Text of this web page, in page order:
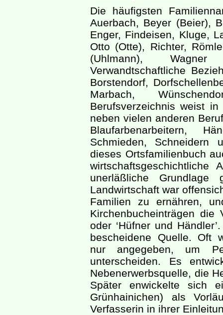
Die häufigsten
Auerbach, Beyer (Beier),
Enger, Findeisen, Kluge,
Otto (Otte), Richter,
(Uhlmann),
Verwandtschaftliche
Borstendorf,
Marbach,
Berufsverzeichnis weist
neben vielen anderen
Blaufarbenarbeitern,
Schmieden,
dieses Ortsfamilienbuch
wirtschaftsgeschichtliche
unerläßliche Grundlage
Landwirtschaft war
Familien zu ernähren,
Kirchenbucheinträgen die
oder ‘Hüfner und
bescheidene Quelle. Oft
nur angegeben, um
unterscheiden. Es
Nebenerwerbsquelle, die
Später enwickelte sich
Grünhainichen) als
Verfasserin in ihrer